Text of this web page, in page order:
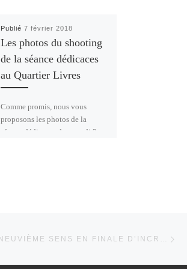
Publié 7 février 2018
Les photos du shooting
de la séance dédicaces
au Quartier Livres
Comme promis, nous vous
proposons les photos de la
séance dédicaces du samedi 3
UNE PRODUCTION ORIGINALE NEUVIÈME SENS EN FINALE D’INCROYABLE TALENT